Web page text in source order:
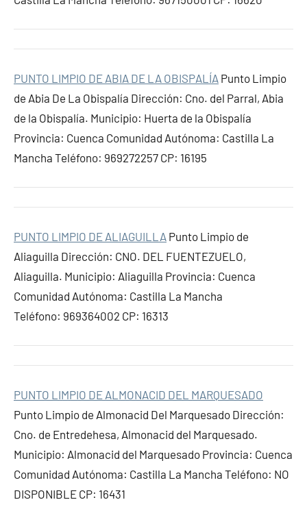
PUNTO LIMPIO DE ABIA DE LA OBISPALÍA Punto Limpio
de Abia De La Obispalía Dirección: Cno. del Parral, Abia
de la Obispalía. Municipio: Huerta de la Obispalía
Provincia: Cuenca Comunidad Autónoma: Castilla La
Mancha Teléfono: 969272257 CP: 16195
PUNTO LIMPIO DE ALIAGUILLA Punto Limpio de
Aliaguilla Dirección: CNO. DEL FUENTEZUELO,
Aliaguilla. Municipio: Aliaguilla Provincia: Cuenca
Comunidad Autónoma: Castilla La Mancha
Teléfono: 969364002 CP: 16313
PUNTO LIMPIO DE ALMONACID DEL MARQUESADO
Punto Limpio de Almonacid Del Marquesado Dirección:
Cno. de Entredehesa, Almonacid del Marquesado.
Municipio: Almonacid del Marquesado Provincia: Cuenca
Comunidad Autónoma: Castilla La Mancha Teléfono: NO
DISPONIBLE CP: 16431